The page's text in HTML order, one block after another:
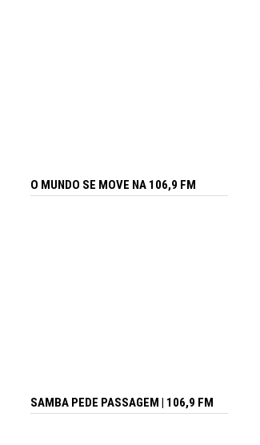
O MUNDO SE MOVE NA 106,9 FM
SAMBA PEDE PASSAGEM | 106,9 FM